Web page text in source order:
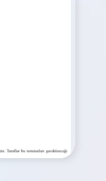
Hesabım